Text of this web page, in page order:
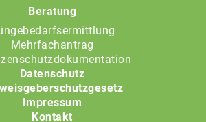
Beratung
Mehrfachantrag
Datenschutz
Impressum
Kontakt